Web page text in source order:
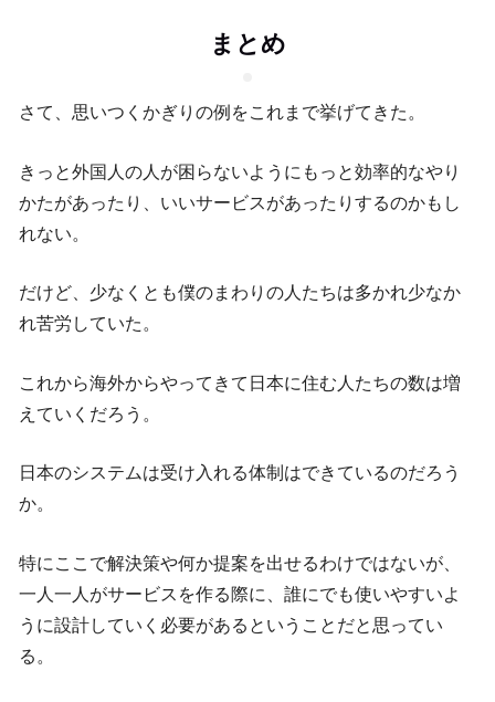
まとめ
さて、思いつくかぎりの例をこれまで挙げてきた。
きっと外国人の人が困らないようにもっと効率的なやり
かたがあったり、いいサービスがあったりするのかもし
れない。
だけど、少なくとも僕のまわりの人たちは多かれ少なか
れ苦労していた。
これから海外からやってきて日本に住む人たちの数は増
えていくだろう。
日本のシステムは受け入れる体制はできているのだろう
か。
特にここで解決策や何か提案を出せるわけではないが、
一人一人がサービスを作る際に、誰にでも使いやすいよ
うに設計していく必要があるということだと思ってい
る。